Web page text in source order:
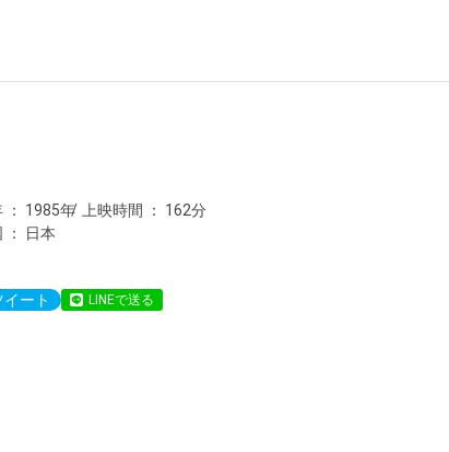
1985年 上映時間
162分
日本
イート LINEで送る